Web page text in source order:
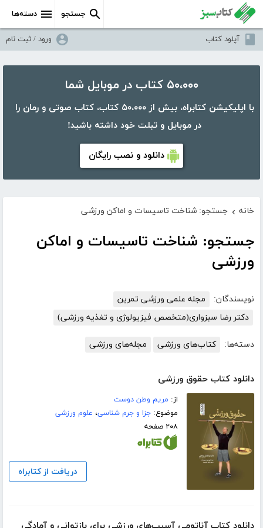
دسته‌ها جستجو
آپلود کتاب ورود / ثبت نام
۵۰،۰۰۰ کتاب در موبایل شما
با اپلیکیشن کتابراه، بیش از ۵۰،۰۰۰ کتاب، کتاب صوتی و رمان را
در موبایل و تبلت خود داشته باشید!
دانلود و نصب رایگان
خانه › جستجو: شناخت تاسیسات و اماکن ورزشی
جستجو: شناخت تاسیسات و اماکن
ورزشی
نویسندگان:
مجله علمی ورزشی تمرین
دکتر رضا سبزواری(متخصص فیزیولوژی و تغذیه ورزشی)
دسته‌ها: کتاب‌های ورزشی مجله‌های ورزشی
دانلود کتاب حقوق ورزشی
از: مریم وطن دوست
موضوع:جزا و جرم شناسی، علوم ورزشی
۲۰۸ صفحه
دریافت از کتابراه